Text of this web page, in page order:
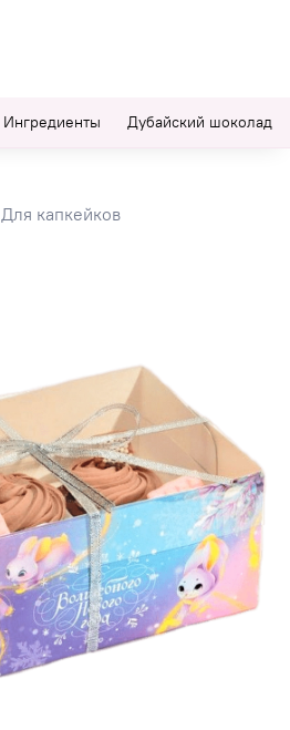
Ингредиенты Дубайский шоколад
Для капкейков